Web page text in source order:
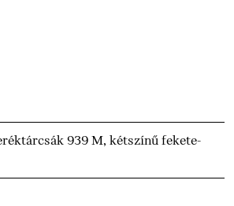
939 M, kétszínű fekete-